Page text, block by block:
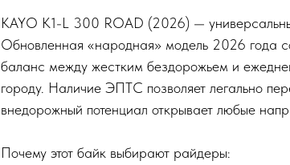
KAYO K1-L 300 ROAD (2026) —
Обновленная «народная» модель 2026 года
баланс между жестким бездорожьем и
городу. Наличие ЭПТС позволяет легально
внедорожный потенциал открывает любые
Почему этот байк выбирают райдеры: